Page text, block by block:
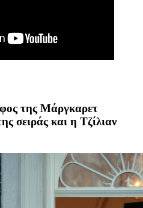
της Μάργκαρετ
σειράς και η Τζίλιαν